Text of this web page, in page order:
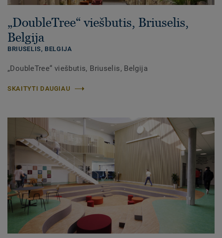
„DoubleTree“ viešbutis, Briuselis,
Belgija
BRIUSELIS, BELGIJA
„DoubleTree“ viešbutis, Briuselis, Belgija
SKAITYTI DAUGIAU